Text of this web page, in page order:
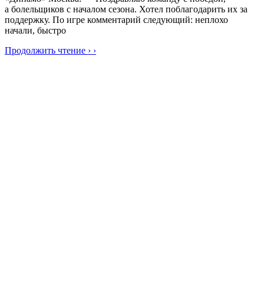
а болельщиков с началом сезона. Хотел поблагодарить их за
поддержку. По игре комментарий следующий: неплохо
начали, быстро
Продолжить чтение › ›